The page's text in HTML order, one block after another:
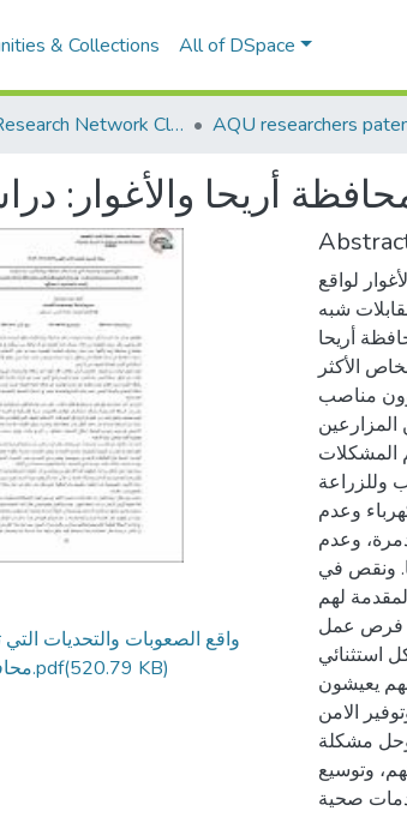
& Collections All of DSpace
AQU Research Network Clusters AQU researchers
محافظة أريحا والأغوار.pdf(520.79 KB)
لواقع
شبه
أريحا
الأكثر
مناصب
المشكلات
وللزراعة
وعدم
وعدم
ونقص في
لهم.
فرص عمل
استثنائي
يعيشون
الامن
مشكلة
وتوسيع
صحية